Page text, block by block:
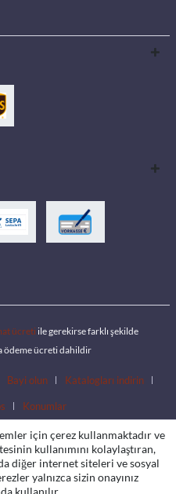
ücreti ile gerekirse farklı şekilde
ödeme ücreti dahildir
Bayi olun Katalogları indirin
Konumlar
için çerez kullanmaktadır ve
kullanımını kolaylaştıran,
diğer internet siteleri ve sosyal
yalnızca sizin onayınız
kullanılır.